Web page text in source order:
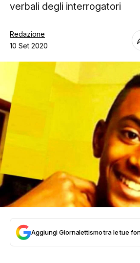
Contatti
verbali degli interrogatori
Redazione
10 Set 2020
Aggiungi Giornalettismo tra le tue